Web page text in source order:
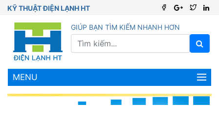
KỸ THUẬT ĐIỆN LẠNH HT
GIÚP BẠN TÌM KIẾM NHANH HƠN
MENU